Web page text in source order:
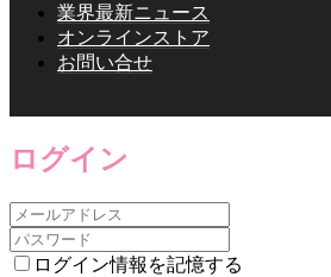
業界最新ニュース
オンラインストア
お問い合せ
ログイン
ログイン情報を記憶する